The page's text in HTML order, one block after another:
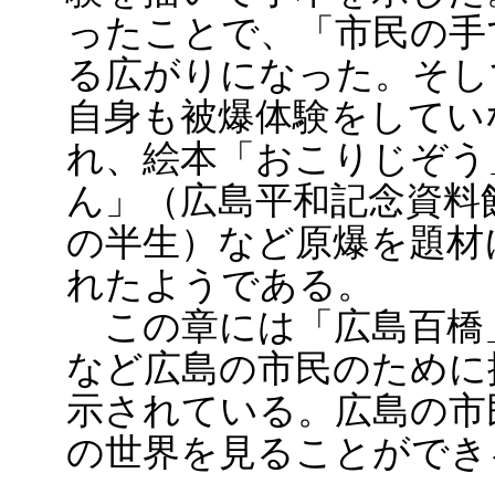
ったことで、「市民の
る広がりになった。そ
自身も被爆体験をして
れ、絵本「おこりじぞ
ん」（広島平和記念資
の半生）など原爆を題
れたようである。
この章には「広島百橋
など広島の市民のため
示されている。広島の
の世界を見ることがで